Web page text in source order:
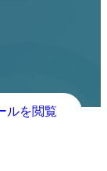
ルを閲覧